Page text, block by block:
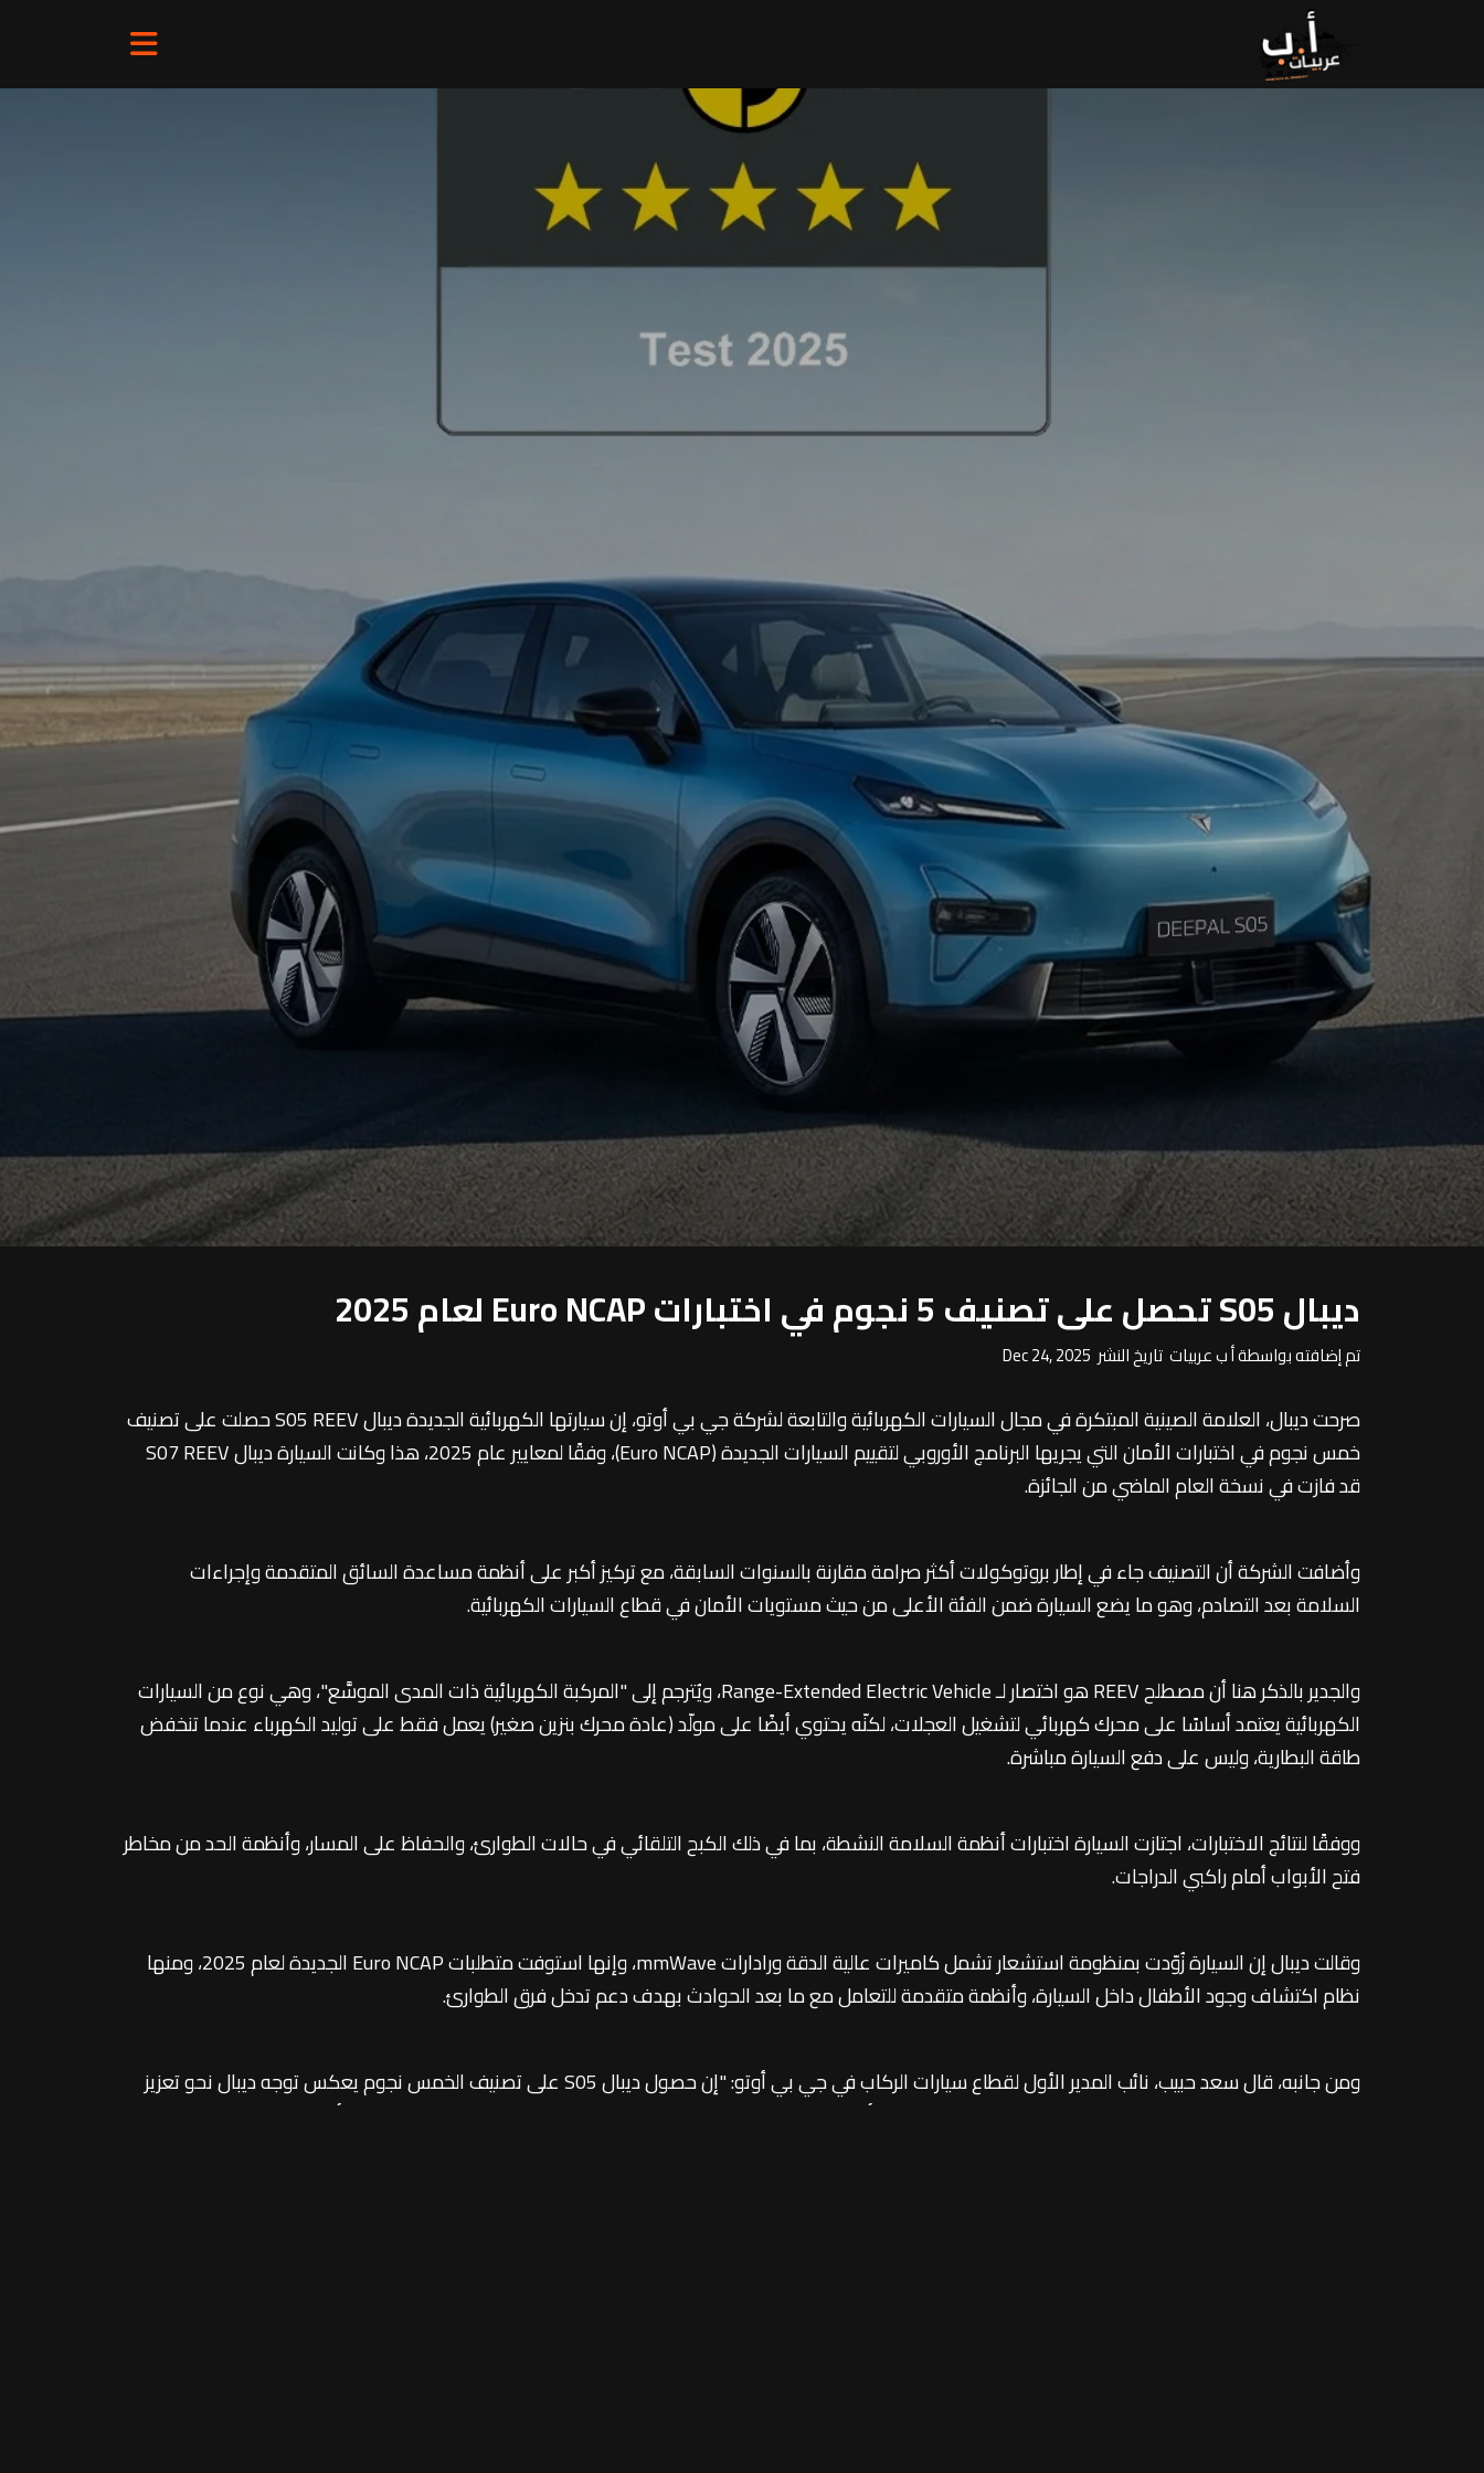
ديبال S05 تحصل على تصنيف 5 نجوم في اختبارات Euro NCAP لعام 2025
تم إضافته بواسطة أ ب عربيات تاريخ النشر Dec 24, 2025
صرحت ديبال، العلامة الصينية المبتكرة في مجال السيارات الكهربائية والتابعة لشركة جي بي أوتو، إن سيارتها الكهربائية الجديدة ديبال S05 REEV حصلت على تصنيف
خمس نجوم في اختبارات الأمان التي يجريها البرنامج الأوروبي لتقييم السيارات الجديدة (Euro NCAP)، وفقًا لمعايير عام 2025، هذا وكانت السيارة ديبال S07 REEV
قد فازت في نسخة العام الماضي من الجائزة.
وأضافت الشركة أن التصنيف جاء في إطار بروتوكولات أكثر صرامة مقارنة بالسنوات السابقة، مع تركيز أكبر على أنظمة مساعدة السائق المتقدمة وإجراءات
السلامة بعد التصادم، وهو ما يضع السيارة ضمن الفئة الأعلى من حيث مستويات الأمان في قطاع السيارات الكهربائية.
والجدير بالذكر هنا أن مصطلح REEV هو اختصار لـ Range-Extended Electric Vehicle، ويُترجم إلى "المركبة الكهربائية ذات المدى الموسَّع"، وهي نوع من السيارات
الكهربائية يعتمد أساسًا على محرك كهربائي لتشغيل العجلات، لكنّه يحتوي أيضًا على مولّد (عادة محرك بنزين صغير) يعمل فقط على توليد الكهرباء عندما تنخفض
طاقة البطارية، وليس على دفع السيارة مباشرة.
ووفقًا لنتائج الاختبارات، اجتازت السيارة اختبارات أنظمة السلامة النشطة، بما في ذلك الكبح التلقائي في حالات الطوارئ، والحفاظ على المسار، وأنظمة الحد من مخاطر
فتح الأبواب أمام راكبي الدراجات.
وقالت ديبال إن السيارة زُوّدت بمنظومة استشعار تشمل كاميرات عالية الدقة ورادارات mmWave، وإنها استوفت متطلبات Euro NCAP الجديدة لعام 2025، ومنها
نظام اكتشاف وجود الأطفال داخل السيارة، وأنظمة متقدمة للتعامل مع ما بعد الحوادث بهدف دعم تدخل فرق الطوارئ.
ومن جانبه، قال سعد حبيب، نائب المدير الأول لقطاع سيارات الركاب في جي بي أوتو: "إن حصول ديبال S05 على تصنيف الخمس نجوم يعكس توجه ديبال نحو تعزيز
معايير السلامة في سياراتها الموجهة للأسواق العالمية، خاصة وأن ديبال S07 كانت قد فازت بذات الجائزة في العام الماضي، مشيرًا إلى أن طرح السيارة في السوق